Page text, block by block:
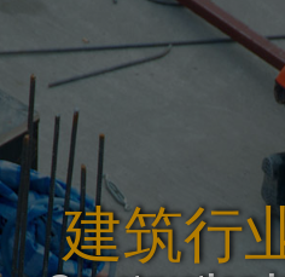
建筑行